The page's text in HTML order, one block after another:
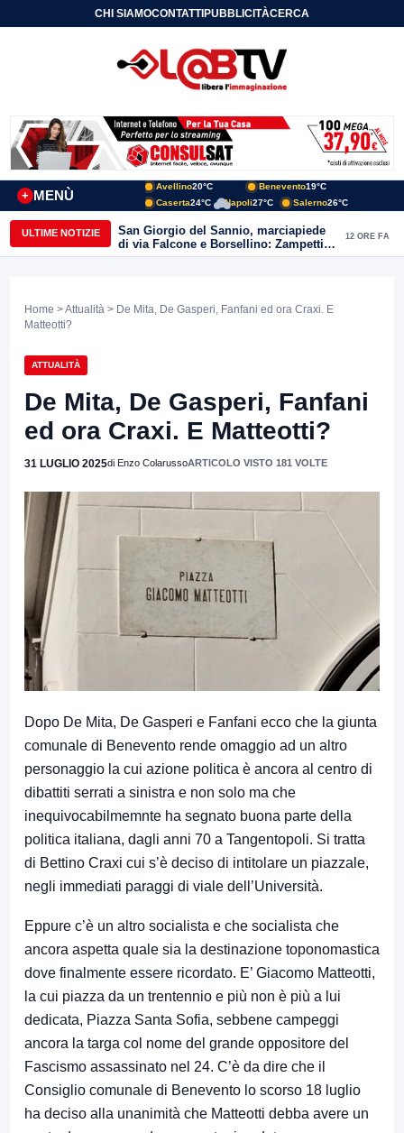
CHI SIAMOCONTATTIPUBBLICITÀCERCA
MENÙ
+
Avellino20°C Benevento19°C
Caserta24°C Napoli27°C Salerno26°C
ULTIME NOTIZIE
San Giorgio del Sannio, marciapiede
di via Falcone e Borsellino: Zampetti e
Lombardi replicano alle polemiche
12 ORE FA
Home >Attualità > De Mita, De Gasperi, Fanfani ed ora Craxi. E
Matteotti?
ATTUALITÀ
De Mita, De Gasperi, Fanfani
ed ora Craxi. E Matteotti?
31 LUGLIO 2025di Enzo ColarussoARTICOLO VISTO 181 VOLTE
Dopo De Mita, De Gasperi e Fanfani ecco che la giunta
comunale di Benevento rende omaggio ad un altro
personaggio la cui azione politica è ancora al centro di
dibattiti serrati a sinistra e non solo ma che
inequivocabilmemnte ha segnato buona parte della
politica italiana, dagli anni 70 a Tangentopoli. Si tratta
di Bettino Craxi cui s’è deciso di intitolare un piazzale,
negli immediati paraggi di viale dell’Università.
Eppure c’è un altro socialista e che socialista che
ancora aspetta quale sia la destinazione toponomastica
dove finalmente essere ricordato. E’ Giacomo Matteotti,
la cui piazza da un trentennio e più non è più a lui
dedicata, Piazza Santa Sofia, sebbene campeggi
ancora la targa col nome del grande oppositore del
Fascismo assassinato nel 24. C’è da dire che il
Consiglio comunale di Benevento lo scorso 18 luglio
ha deciso alla unanimità che Matteotti debba avere un